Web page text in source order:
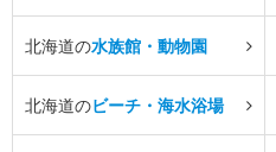
北海道の水族館・動物園
北海道のビーチ・海水浴場